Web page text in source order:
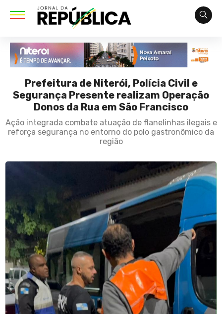
Prefeitura de Niterói, Polícia Civil e
Segurança Presente realizam Operação
Donos da Rua em São Francisco
Ação integrada combate atuação de flanelinhas ilegais e
reforça segurança no entorno do polo gastronômico da
região